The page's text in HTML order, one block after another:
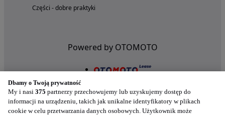
Części - dobre praktyki
Powered by OTOMOTO
Dbamy o Twoją prywatność
My i nasi 375 partnerzy przechowujemy lub uzyskujemy dostęp do
informacji na urządzeniu, takich jak unikalne identyfikatory w plikach
cookie w celu przetwarzania danych osobowych. Użytkownik może